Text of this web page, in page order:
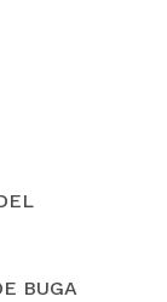
BUGA